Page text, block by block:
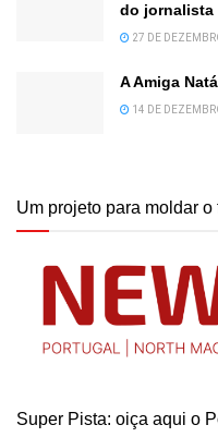
do jornalista
27 DE
A Amiga
14 DE
Um projeto para moldar
Super Pista: oiça aqui o